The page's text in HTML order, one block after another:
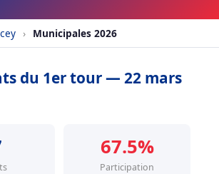
› Municipales 2026
du 1er tour — 22 mars
67.5%
Participation